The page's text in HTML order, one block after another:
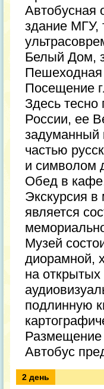
Автобусная
здание МГУ,
Белый Дом,
Пешеходная
Посещение
Здесь
России, ее
задуманный
частью
и символом
Обед в
Экскурсия
является
Музей
диорамной,
на
подлинную
Размещение
Автобус
2 день